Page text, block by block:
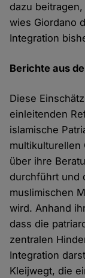
dazu
wies Giordano
Integration
Berichte aus
Diese
einleitenden
islamische
multikulturellen
über ihre
durchführt und
muslimischen
wird. Anhand
dass die
zentralen
Integration
Kleijwegt, die